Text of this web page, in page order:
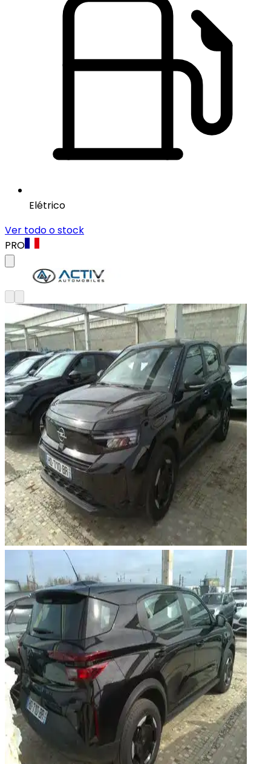
Elétrico
Ver todo o stock
PRO